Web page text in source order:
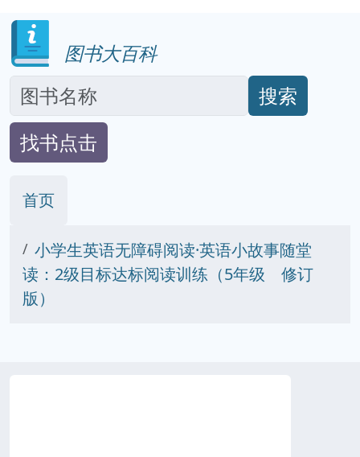
图书大百科
搜索
找书点击
首页
小学生英语无障碍阅读·英语小故事随堂
读：2级目标达标阅读训练（5年级 修订
版）